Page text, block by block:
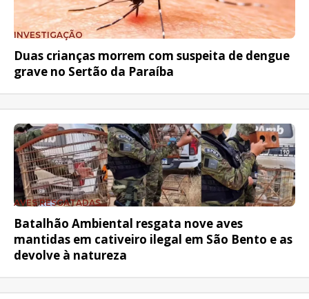
INVESTIGAÇÃO
Duas crianças morrem com suspeita de dengue
grave no Sertão da Paraíba
AVES RESGATADAS
Batalhão Ambiental resgata nove aves
mantidas em cativeiro ilegal em São Bento e as
devolve à natureza